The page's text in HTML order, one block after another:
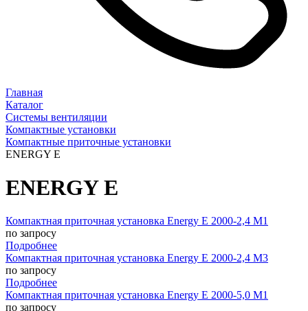
Главная
Каталог
Системы вентиляции
Компактные установки
Компактные приточные установки
ENERGY E
ENERGY E
Компактная приточная установка Energy E 2000-2,4 M1
по запросу
Подробнее
Компактная приточная установка Energy E 2000-2,4 M3
по запросу
Подробнее
Компактная приточная установка Energy E 2000-5,0 M1
по запросу